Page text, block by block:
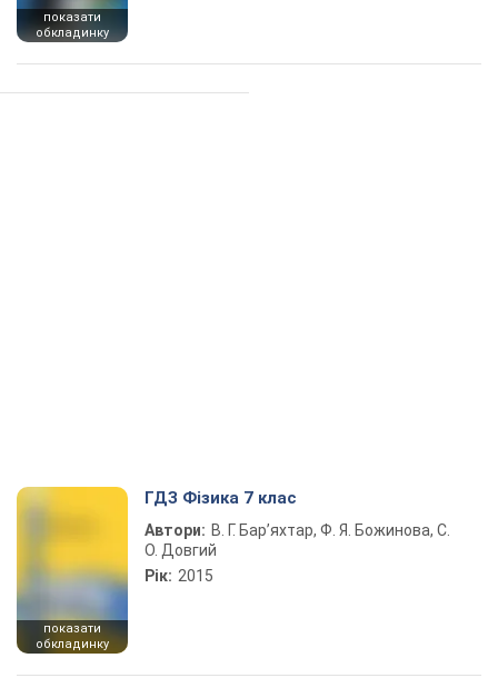
показати
обкладинку
показати
обкладинку
ГДЗ Фізика 7 клас
Автори: В. Г. Бар’яхтар, Ф. Я. Божинова, С.
О. Довгий
Рік: 2015